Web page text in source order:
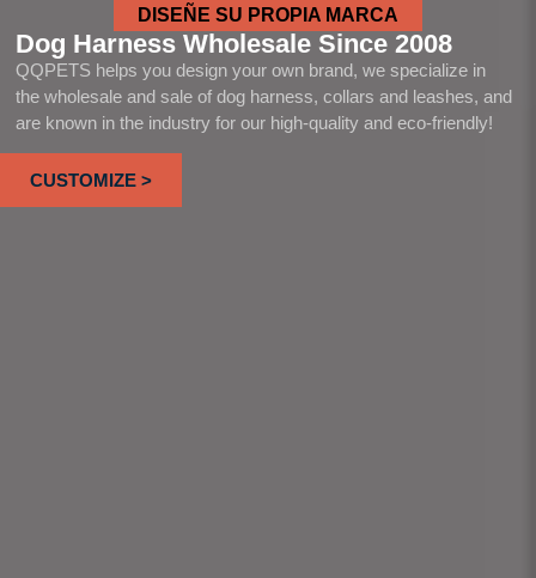
DISEÑE SU PROPIA MARCA
Dog Harness Wholesale Since 2008
QQPETS helps you design your own brand, we specialize in
the wholesale and sale of dog harness, collars and leashes, and
are known in the industry for our high-quality and eco-friendly!
CUSTOMIZE >